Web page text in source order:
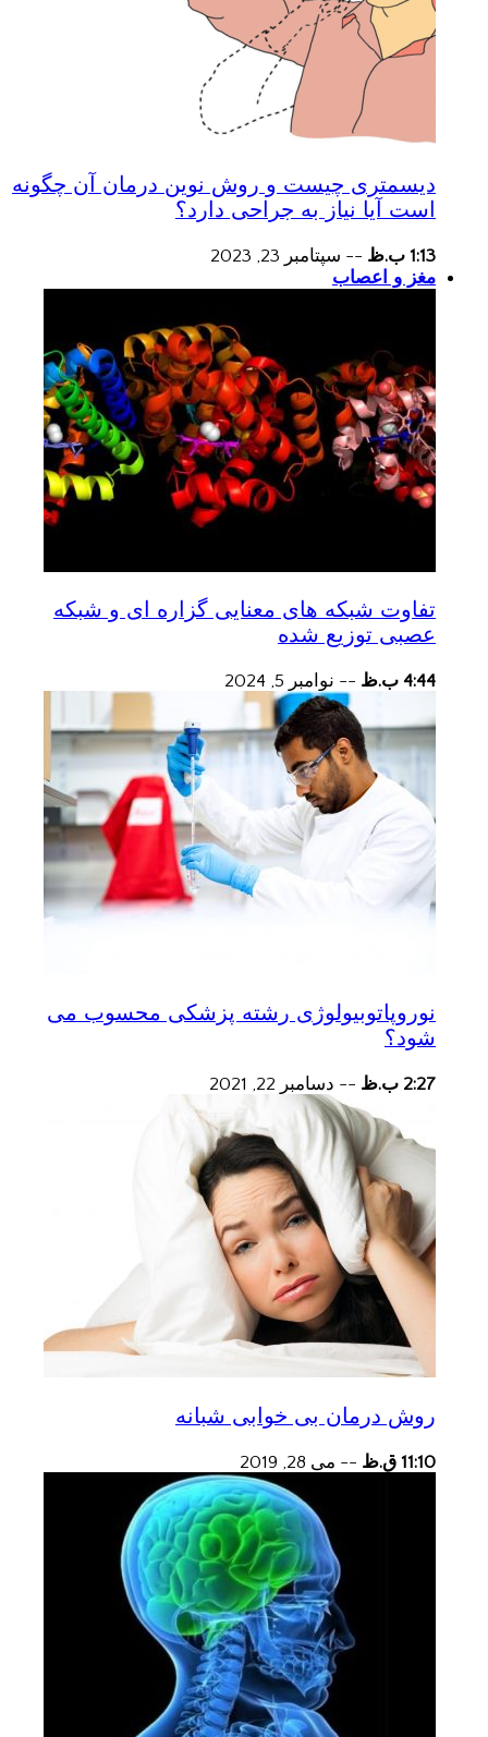
دیسمتری چیست و روش نوین درمان آن چگونه
است آیا نیاز به جراحی دارد؟
1:13 ب.ظ -- سپتامبر 23, 2023
مغز و اعصاب
تفاوت شبکه های معنایی گزاره ای و شبکه
عصبی توزیع شده
4:44 ب.ظ -- نوامبر 5, 2024
نوروپاتوبیولوژی رشته پزشکی محسوب می
شود؟
2:27 ب.ظ -- دسامبر 22, 2021
روش درمان بی خوابی شبانه
11:10 ق.ظ -- می 28, 2019